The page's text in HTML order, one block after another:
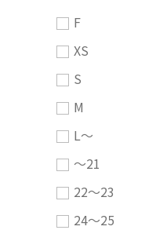
F
XS
S
M
L～
～21
22～23
24～25